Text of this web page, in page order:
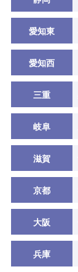
愛知東
愛知西
三重
岐阜
滋賀
京都
大阪
兵庫